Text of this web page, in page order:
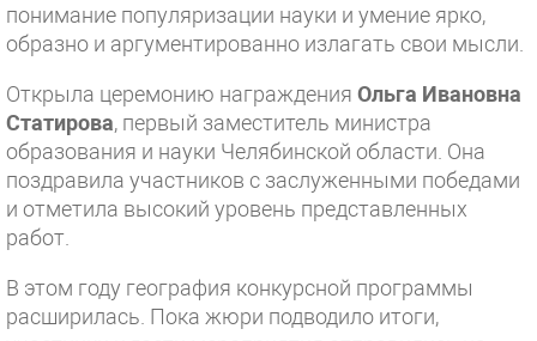
понимание популяризации науки и умение ярко,
образно и аргументированно излагать свои мысли.
Открыла церемонию награждения Ольга Ивановна
Статирова, первый заместитель министра
образования и науки Челябинской области. Она
поздравила участников с заслуженными победами
и отметила высокий уровень представленных
работ.
В этом году география конкурсной программы
расширилась. Пока жюри подводило итоги,